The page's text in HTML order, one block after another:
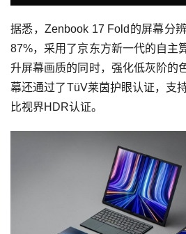
据悉，Zenbook 17 Fold的屏幕分
87%，采用了京东方新一代的自主
升屏幕画质的同时，强化低灰阶的
幕还通过了TüV莱茵护眼认证，支
比视界HDR认证。